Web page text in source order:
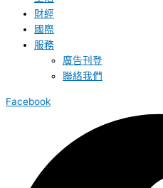
財經
國際
服務
廣告刊登
聯絡我們
Facebook